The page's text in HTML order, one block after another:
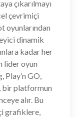
çıkarılmayı
çevrimiçi
oyunlarından
dinamik
kadar her
lider oyun
GO,
bir platformun
alır. Bu
grafiklere,